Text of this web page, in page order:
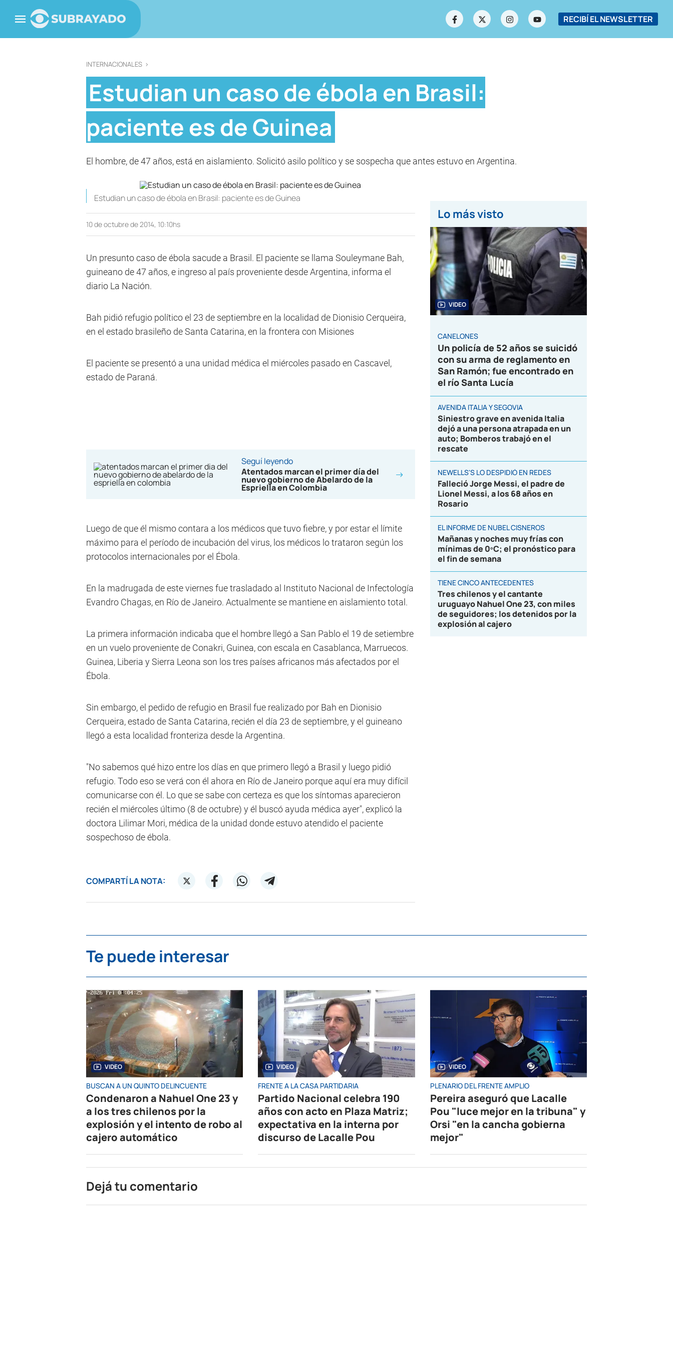
RECIBÍ EL NEWSLETTER
INTERNACIONALES >
Estudian un caso de ébola en Brasil:
paciente es de Guinea
El hombre, de 47 años, está en aislamiento. Solicitó asilo político y se sospecha que antes estuvo en Argentina.
Estudian un caso de ébola en Brasil: paciente es de Guinea
10 de octubre de 2014, 10:10hs
Un presunto caso de ébola sacude a Brasil. El paciente se llama Souleymane Bah,
guineano de 47 años, e ingreso al país proveniente desde Argentina, informa el
diario La Nación.
Bah pidió refugio político el 23 de septiembre en la localidad de Dionisio Cerqueira,
en el estado brasileño de Santa Catarina, en la frontera con Misiones
El paciente se presentó a una unidad médica el miércoles pasado en Cascavel,
estado de Paraná.
Seguí leyendo
Atentados marcan el primer día del
nuevo gobierno de Abelardo de la
Espriella en Colombia
Luego de que él mismo contara a los médicos que tuvo fiebre, y por estar el límite
máximo para el período de incubación del virus, los médicos lo trataron según los
protocolos internacionales por el Ébola.
En la madrugada de este viernes fue trasladado al Instituto Nacional de Infectología
Evandro Chagas, en Río de Janeiro. Actualmente se mantiene en aislamiento total.
La primera información indicaba que el hombre llegó a San Pablo el 19 de setiembre
en un vuelo proveniente de Conakri, Guinea, con escala en Casablanca, Marruecos.
Guinea, Liberia y Sierra Leona son los tres países africanos más afectados por el
Ébola.
Sin embargo, el pedido de refugio en Brasil fue realizado por Bah en Dionisio
Cerqueira, estado de Santa Catarina, recién el día 23 de septiembre, y el guineano
llegó a esta localidad fronteriza desde la Argentina.
"No sabemos qué hizo entre los días en que primero llegó a Brasil y luego pidió
refugio. Todo eso se verá con él ahora en Río de Janeiro porque aquí era muy difícil
comunicarse con él. Lo que se sabe con certeza es que los síntomas aparecieron
recién el miércoles último (8 de octubre) y él buscó ayuda médica ayer", explicó la
doctora Lilimar Mori, médica de la unidad donde estuvo atendido el paciente
sospechoso de ébola.
COMPARTÍ LA NOTA:
Lo más visto
VIDEO
CANELONES
Un policía de 52 años se suicidó
con su arma de reglamento en
San Ramón; fue encontrado en
el río Santa Lucía
AVENIDA ITALIA Y SEGOVIA
Siniestro grave en avenida Italia
dejó a una persona atrapada en un
auto; Bomberos trabajó en el
rescate
NEWELLS'S LO DESPIDIÓ EN REDES
Falleció Jorge Messi, el padre de
Lionel Messi, a los 68 años en
Rosario
EL INFORME DE NUBEL CISNEROS
Mañanas y noches muy frías con
mínimas de 0ºC; el pronóstico para
el fin de semana
TIENE CINCO ANTECEDENTES
Tres chilenos y el cantante
uruguayo Nahuel One 23, con miles
de seguidores; los detenidos por la
explosión al cajero
Te puede interesar
VIDEO
BUSCAN A UN QUINTO DELINCUENTE
Condenaron a Nahuel One 23 y
a los tres chilenos por la
explosión y el intento de robo al
cajero automático
VIDEO
FRENTE A LA CASA PARTIDARIA
Partido Nacional celebra 190
años con acto en Plaza Matriz;
expectativa en la interna por
discurso de Lacalle Pou
VIDEO
PLENARIO DEL FRENTE AMPLIO
Pereira aseguró que Lacalle
Pou "luce mejor en la tribuna" y
Orsi "en la cancha gobierna
mejor"
Dejá tu comentario